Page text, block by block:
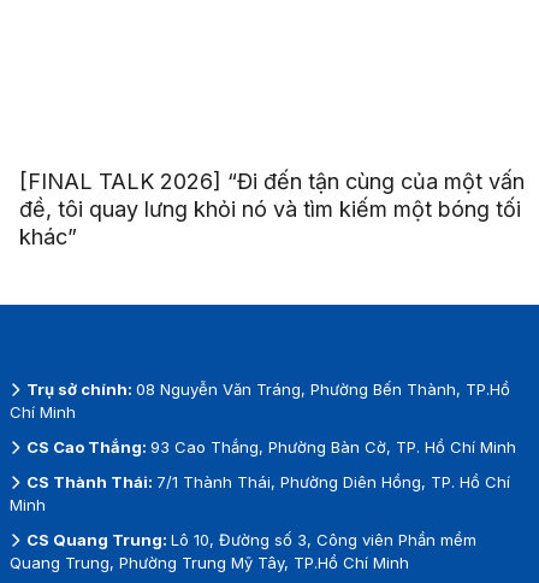
[FINAL TALK 2026] “Đi đến tận cùng của một vấn
đề, tôi quay lưng khỏi nó và tìm kiếm một bóng tối
khác”
Trụ sở chính: 08 Nguyễn Văn Tráng, Phường Bến Thành, TP.Hồ
Chí Minh
CS Cao Thắng: 93 Cao Thắng, Phường Bàn Cờ, TP. Hồ Chí Minh
CS Thành Thái: 7/1 Thành Thái, Phường Diên Hồng, TP. Hồ Chí
Minh
CS Quang Trung: Lô 10, Đường số 3, Công viên Phần mềm
Quang Trung, Phường Trung Mỹ Tây, TP.Hồ Chí Minh